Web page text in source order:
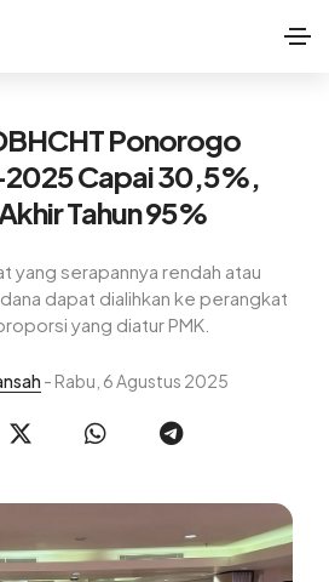
Ponorogo
Capai 30,5%,
Tahun 95%
yang serapannya rendah atau
dapat dialihkan ke perangkat
yang diatur PMK.
- Rabu, 6 Agustus 2025